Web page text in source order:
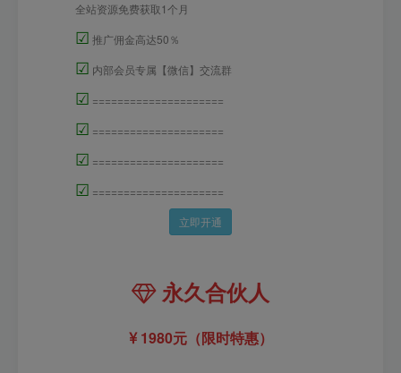
全站资源免费获取1个月
☑ 推广佣金高达50％
☑ 内部会员专属【微信】交流群
☑ =====================
☑ =====================
☑ =====================
☑ =====================
立即开通
永久合伙人
1980元（限时特惠）